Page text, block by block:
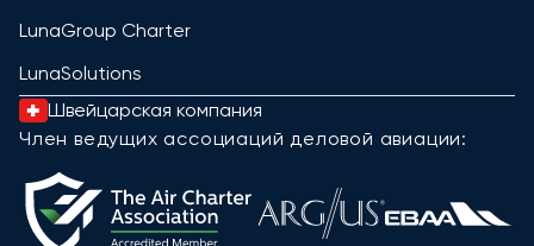
LunaGroup Charter
LunaSolutions
Швейцарская компания
Член ведущих ассоциаций деловой авиации: